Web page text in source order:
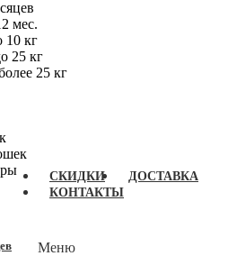
мес.
10 кг
25 кг
25 кг
СКИДКИ
ДОСТАВКА
КОНТАКТЫ
Меню